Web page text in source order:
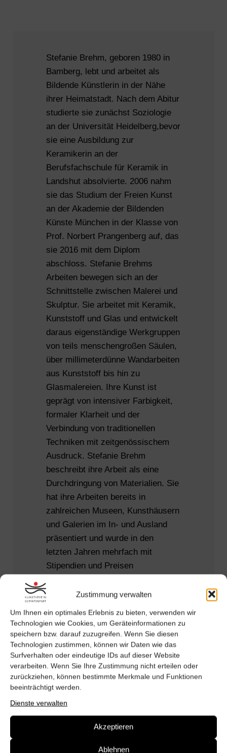
Zustimmung verwalten
Um Ihnen ein optimales Erlebnis zu bieten, verwenden wir
Technologien wie Cookies, um Geräteinformationen zu
speichern bzw. darauf zuzugreifen. Wenn Sie diesen
Technologien zustimmen, können wir Daten wie das
Surfverhalten oder eindeutige IDs auf dieser Website
verarbeiten. Wenn Sie Ihre Zustimmung nicht erteilen oder
zurückziehen, können bestimmte Merkmale und Funktionen
beeinträchtigt werden.
Dienste verwalten
Akzeptieren
Ablehnen
Stefanie Brehm, geboren 1980 in
Bamberg, lebt und arbeitet als
Bildende Künstlerin in der Nähe
ihrer Heimatstadt. Nach dem Abitur
studierte sie zunächst Soziologie
an der Universität Heidelberg,bevor
sie eine Ausbildung zur
Keramikerin an der
Berufsfachschule für Keramik in
Landshut absolvierte. 2006 nahm
sie das Studium der Freien Kunst
an der Akademie der Bildenden
Künste München in der Klasse von
Prof. Norbert Prangenberg auf, das
sie 2016 mit dem Diplom
abschloss. Stefanie Brehms
Arbeiten bewegen sich an der
Schnittstelle zwischen Malerei und
Skulptur. Sie arbeitet mit Keramik,
Kunststoff und Glas und entwickelt
daraus eigenständige Werkgruppen
von teils menschengroßen Säulen,
über millimeterdünne Wandarbeiten
aus Kunststoff bis hin zu
Glasmalereien. Ihre Kunst ist
geprägt von intensiver Farbigkeit,
formaler Klarheit und der
Verbindung von traditionellen
Techniken mit zeitgenössischem
Ausdruck. Stefanie Brehm
beschreibt ihre Arbeit als eine
Durchdringung von Materialien. Sie
hat ihre Arbeiten bereits in
zahlreichen Museen, Kunsthäusern
und Galerien im In- und Ausland
präsentiert und wurde in den
letzten Jahren mehrfach mit
Stipendien und Preisen
erhielt sie den Preis des
Rahmen der 6. Triennale zur
zeitgenössischen Kunst in Franken
in der Kunsthalle Schweinfurt.